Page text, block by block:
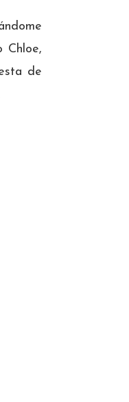
Chloe,
de